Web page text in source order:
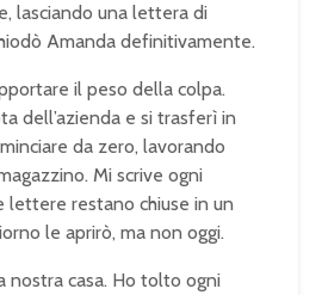
lasciando una lettera di
Amanda definitivamente.
il peso della colpa.
dell’azienda e si trasferì in
da zero, lavorando
Mi scrive ogni
lettere restano chiuse in un
le aprirò, ma non oggi.
nostra casa. Ho tolto ogni